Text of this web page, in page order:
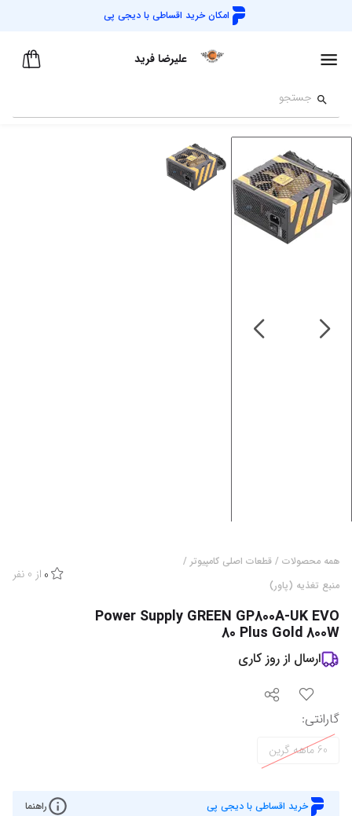
امکان خرید اقساطی با دیجی پی
علیرضا فرید
همه محصولات / قطعات اصلی کامپیوتر /
منبع تغذیه (پاور)
0 از 0 نفر
Power Supply GREEN GP800A-UK EVO
80 Plus Gold 800W
ارسال از روز کاری
گارانتی:
60 ماهه گرین
خرید اقساطی با دیجی پی راهنما